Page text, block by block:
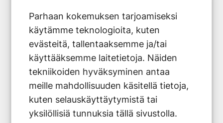
Parhaan kokemuksen tarjoamiseksi
käytämme teknologioita, kuten
evästeitä, tallentaaksemme ja/tai
käyttääksemme laitetietoja. Näiden
tekniikoiden hyväksyminen antaa
meille mahdollisuuden käsitellä tietoja,
kuten selauskäyttäytymistä tai
yksilöllisiä tunnuksia tällä sivustolla.
maalämpö pääsee oikeuksiinsa.
Maalämmöllä voi säästää selvää rahaa,
kun nämä asiat ovat kunnossa.
Miten maalämpö
vaikuttaa